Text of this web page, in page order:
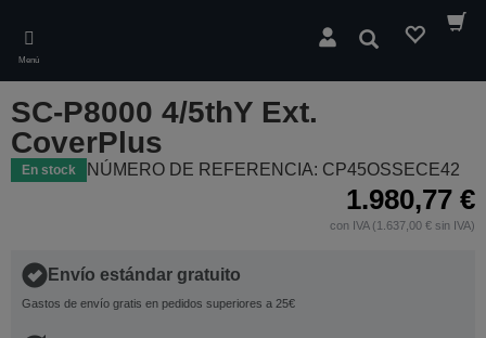
main
content
Menú
Buscar
SC-P8000 4/5thY Ext.
CoverPlus
En stock NÚMERO DE REFERENCIA: CP45OSSECE42
1.980,77 €
con IVA (1.637,00 € sin IVA)
Envío estándar gratuito
Gastos de envío gratis en pedidos superiores a 25€